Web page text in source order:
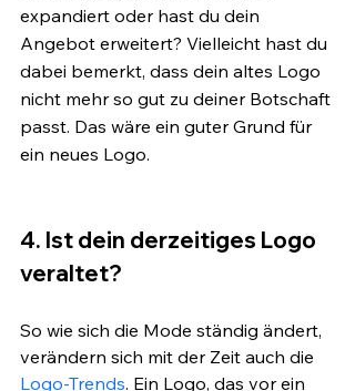
expandiert oder hast du dein
Angebot erweitert? Vielleicht hast du
dabei bemerkt, dass dein altes Logo
nicht mehr so gut zu deiner Botschaft
passt. Das wäre ein guter Grund für
ein neues Logo.
4. Ist dein derzeitiges Logo
veraltet?
So wie sich die Mode ständig ändert,
verändern sich mit der Zeit auch die
Logo-Trends. Ein Logo, das vor ein